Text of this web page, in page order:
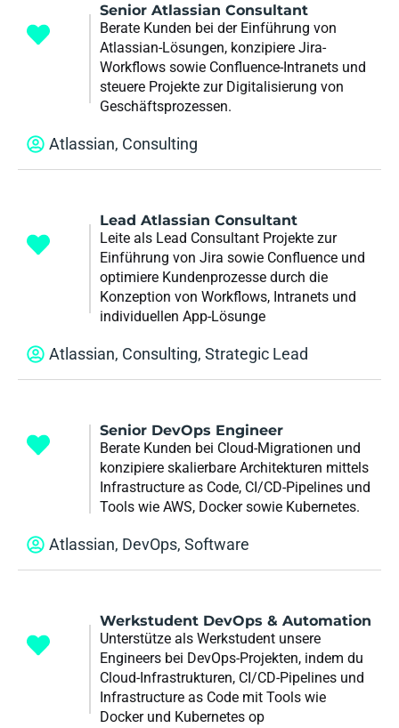
Senior Atlassian Consultant
Berate Kunden bei der Einführung von
Atlassian-Lösungen, konzipiere Jira-
Workflows sowie Confluence-Intranets und
steuere Projekte zur Digitalisierung von
Geschäftsprozessen.
Atlassian, Consulting
Lead Atlassian Consultant
Leite als Lead Consultant Projekte zur
Einführung von Jira sowie Confluence und
optimiere Kundenprozesse durch die
Konzeption von Workflows, Intranets und
individuellen App-Lösunge
Atlassian, Consulting, Strategic Lead
Senior DevOps Engineer
Berate Kunden bei Cloud-Migrationen und
konzipiere skalierbare Architekturen mittels
Infrastructure as Code, CI/CD-Pipelines und
Tools wie AWS, Docker sowie Kubernetes.
Atlassian, DevOps, Software
Werkstudent DevOps & Automation
Unterstütze als Werkstudent unsere
Engineers bei DevOps-Projekten, indem du
Cloud-Infrastrukturen, CI/CD-Pipelines und
Infrastructure as Code mit Tools wie
Docker und Kubernetes op